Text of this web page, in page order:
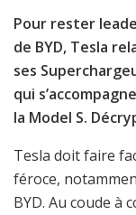
Pour rester
de BYD, Tesla
ses
qui
la Model S.
Tesla doit faire
féroce,
BYD. Au coude à